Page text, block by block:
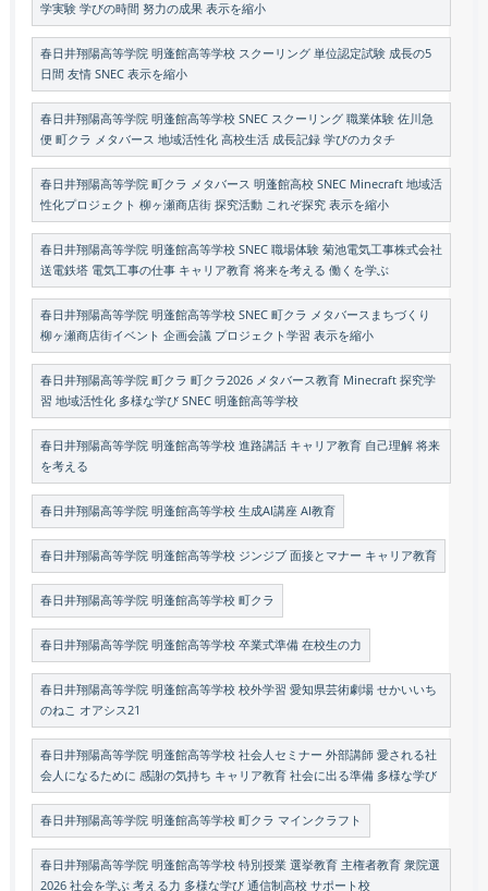
学実験 学びの時間 努力の成果 表示を縮小
春日井翔陽高等学院 明蓬館高等学校 スクーリング 単位認定試験 成長の5
日間 友情 SNEC 表示を縮小
春日井翔陽高等学院 明蓬館高等学校 SNEC スクーリング 職業体験 佐川急
便 町クラ メタバース 地域活性化 高校生活 成長記録 学びのカタチ
春日井翔陽高等学院 町クラ メタバース 明蓬館高校 SNEC Minecraft 地域活
性化プロジェクト 柳ヶ瀬商店街 探究活動 これぞ探究 表示を縮小
春日井翔陽高等学院 明蓬館高等学校 SNEC 職場体験 菊池電気工事株式会社
送電鉄塔 電気工事の仕事 キャリア教育 将来を考える 働くを学ぶ
春日井翔陽高等学院 明蓬館高等学校 SNEC 町クラ メタバースまちづくり
柳ヶ瀬商店街イベント 企画会議 プロジェクト学習 表示を縮小
春日井翔陽高等学院 町クラ 町クラ2026 メタバース教育 Minecraft 探究学
習 地域活性化 多様な学び SNEC 明蓬館高等学校
春日井翔陽高等学院 明蓬館高等学校 進路講話 キャリア教育 自己理解 将来
を考える
春日井翔陽高等学院 明蓬館高等学校 生成AI講座 AI教育
春日井翔陽高等学院 明蓬館高等学校 ジンジブ 面接とマナー キャリア教育
春日井翔陽高等学院 明蓬館高等学校 町クラ
春日井翔陽高等学院 明蓬館高等学校 卒業式準備 在校生の力
春日井翔陽高等学院 明蓬館高等学校 校外学習 愛知県芸術劇場 せかいいち
のねこ オアシス21
春日井翔陽高等学院 明蓬館高等学校 社会人セミナー 外部講師 愛される社
会人になるために 感謝の気持ち キャリア教育 社会に出る準備 多様な学び
春日井翔陽高等学院 明蓬館高等学校 町クラ マインクラフト
春日井翔陽高等学院 明蓬館高等学校 特別授業 選挙教育 主権者教育 衆院選
2026 社会を学ぶ 考える力 多様な学び 通信制高校 サポート校